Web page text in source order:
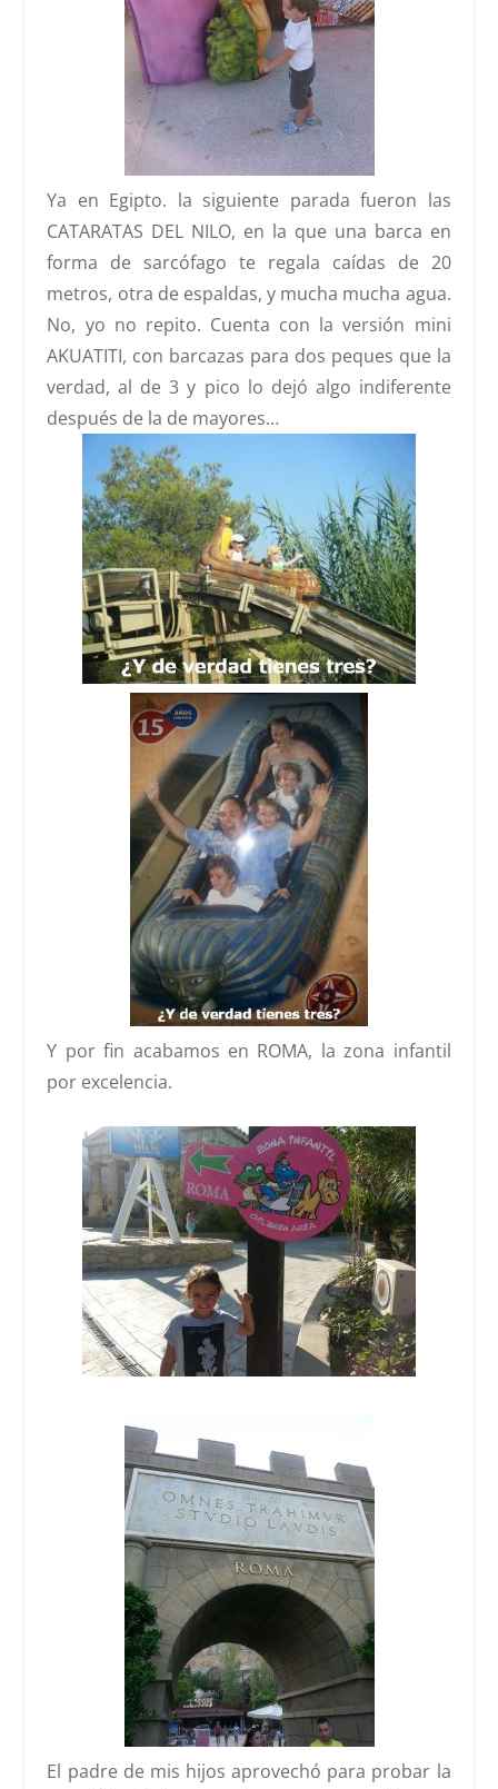
Ya en Egipto. la siguiente parada fueron las
CATARATAS DEL NILO, en la que una barca en
forma de sarcófago te regala caídas de 20
metros, otra de espaldas, y mucha mucha agua.
No, yo no repito. Cuenta con la versión mini
AKUATITI, con barcazas para dos peques que la
verdad, al de 3 y pico lo dejó algo indiferente
después de la de mayores…
Y por fin acabamos en ROMA, la zona infantil
por excelencia.
El padre de mis hijos aprovechó para probar la